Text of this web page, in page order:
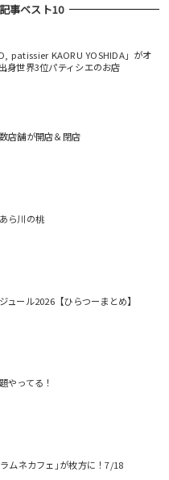
事ベスト10
patissier KAORU YOSHIDA」がオ
身世界3位パティシエのお店
店舗が開店＆閉店
ら川の桃
ュール2026【ひらつーまとめ】
やってる！
ムネカフェ｣が枚方に！7/18